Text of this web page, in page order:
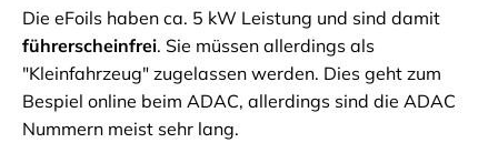
Die eFoils haben ca. 5 kW Leistung und sind damit
führerscheinfrei. Sie müssen allerdings als
"Kleinfahrzeug" zugelassen werden. Dies geht zum
Bespiel online beim ADAC, allerdings sind die ADAC
Nummern meist sehr lang.